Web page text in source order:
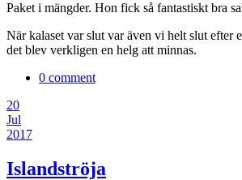
Paket i mängder. Hon fick så fantastiskt bra
När kalaset var slut var även vi helt slut efter
det blev verkligen en helg att minnas.
0 comment
20
Jul
2017
Islandströja